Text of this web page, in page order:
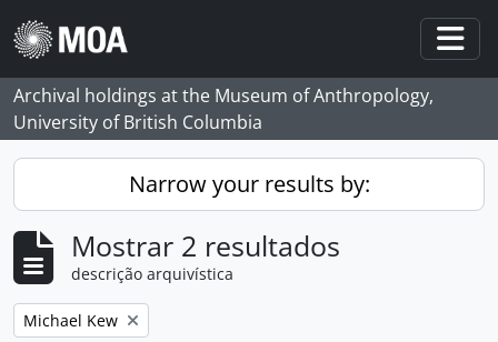
Skip to main content
Archival holdings at the Museum of Anthropology,
University of British Columbia
Narrow your results by:
Mostrar 2 resultados
descrição arquivística
Remove filter:
Michael Kew